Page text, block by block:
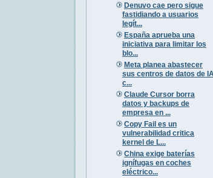
Denuvo cae pero sigue
fastidiando a usuarios
legít...
España aprueba una
iniciativa para limitar los
blo...
Meta planea abastecer
sus centros de datos de IA
c...
Claude Cursor borra
datos y backups de
empresa en ...
Copy Fail es un
vulnerabilidad critica
kernel de L...
China exige baterías
ignífugas en coches
eléctrico...